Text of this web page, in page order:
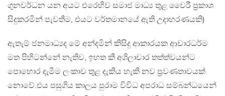
ගුනවර්ධන යන අයට එරෙහිව සමාජ මාධ්‍ය තුළ වෛරී ප්‍රකාශ
සිදුකරමින් පැවතීම, එයට වර්තමානයේ ඇති උදාහරණයකි)
ඇතැම් ජනමාධ්‍යද මේ අන්දමින් කිසිදු ආකාරයක ආචාරධර්ම
මත පිහිටන්නේ නැතිව, ඉහත කී අශිලාචාර තත්ත්වයන්ට
පොහොර දැමීම ලංකාව තුළ දැකිය හැකි නව ප්‍රවණතාවයක්
නොවේ.එය පසුගිය කාලය පුරාම විවිධ අපරාධ සම්බන්ධයෙන්